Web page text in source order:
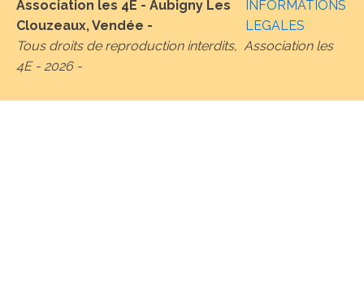
Association les 4E - Aubigny Les
Clouzeaux, Vendée -
INFORMATIONS
LEGALES
Tous droits de reproduction interdits, Association les
4E - 2026-